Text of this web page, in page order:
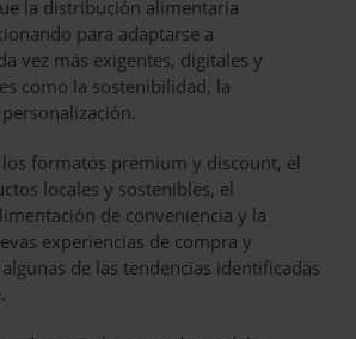
la distribución alimentaria
para adaptarse a
vez más exigentes, digitales y
como la sostenibilidad, la
formatos premium y discount, el
locales y sostenibles, el
de conveniencia y la
experiencias de compra y
de las tendencias identificadas